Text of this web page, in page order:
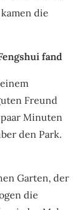
die
fand
Freund
Minuten
den Park.
Garten, der
die